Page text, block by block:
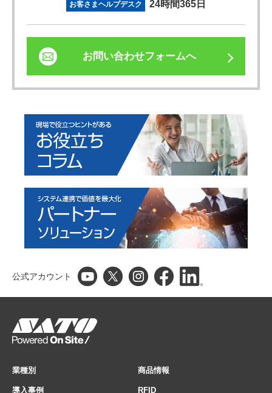
お客さまヘルプデスク 24時間365日
お問い合わせフォームへ
公式アカウント
業種別 商品情報
導入事例 RFID